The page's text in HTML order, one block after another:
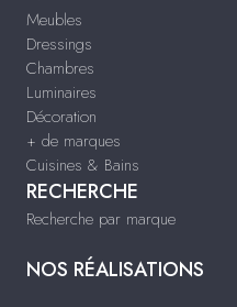
Meubles
Dressings
Chambres
Luminaires
Décoration
+ de marques
Cuisines & Bains
RECHERCHE
Recherche par marque
NOS RÉALISATIONS